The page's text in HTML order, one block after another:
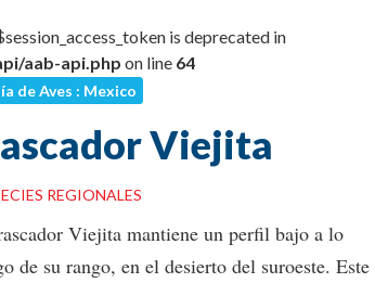
is deprecated in
aab-api.php on line 64
de Aves : Mexico
Viejita
REGIONALES
Viejita mantiene un perfil bajo a lo
de su rango, en el desierto del suroeste. Este